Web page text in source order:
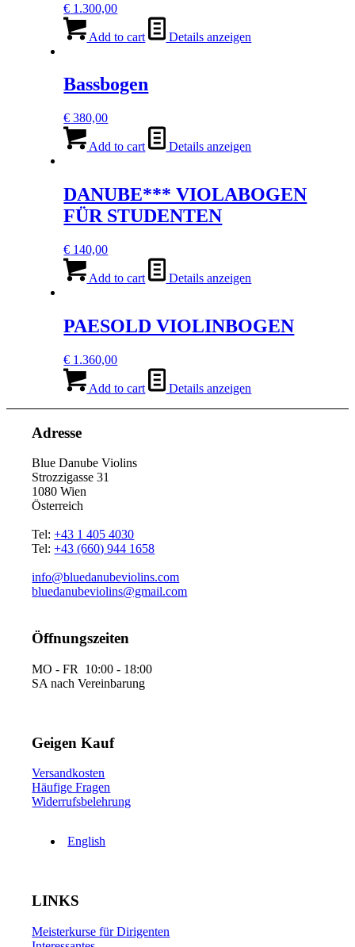
€ 1.300,00
Add to cart Details anzeigen
Bassbogen
€ 380,00
Add to cart Details anzeigen
DANUBE*** VIOLABOGEN
FÜR STUDENTEN
€ 140,00
Add to cart Details anzeigen
PAESOLD VIOLINBOGEN
€ 1.360,00
Add to cart Details anzeigen
Adresse
Blue Danube Violins
Strozzigasse 31
1080 Wien
Österreich
Tel:+43 1 405 4030
Tel:+43 (660) 944 1658
info@bluedanubeviolins.com
bluedanubeviolins@gmail.com
Öffnungszeiten
MO - FR 10:00 - 18:00
SA nach Vereinbarung
Geigen Kauf
Versandkosten
Häufige Fragen
Widerrufsbelehrung
English
LINKS
Meisterkurse für Dirigenten